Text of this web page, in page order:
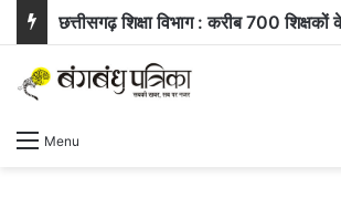
Menu